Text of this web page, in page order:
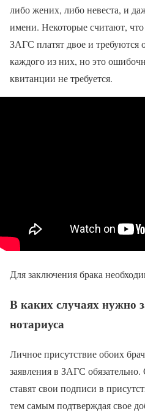
либо жених, либо невеста, и
имени. Некоторые считают,
ЗАГС платят двое и требуются
каждого из них, но это
квитанции не требуется.
Для заключения брака
В каких случаях нужно
нотариуса
Личное присутствие обоих
заявления в ЗАГС
ставят свои подписи в
тем самым подтверждая свое